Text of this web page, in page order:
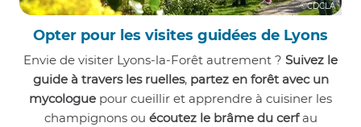
©CDCLA
Opter pour les visites guidées de Lyons
Envie de visiter Lyons-la-Forêt autrement ? Suivez le
guide à travers les ruelles, partez en forêt avec un
mycologue pour cueillir et apprendre à cuisiner les
champignons ou écoutez le brâme du cerfau